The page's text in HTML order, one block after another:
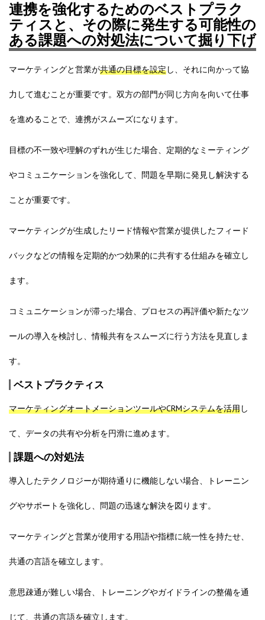
連携を強化するためのベストプラク
ティスと、その際に発生する可能性の
ある課題への対処法について掘り下げ
マーケティングと営業が共通の目標を設定し、それに向かって協
力して進むことが重要です。双方の部門が同じ方向を向いて仕事
を進めることで、連携がスムーズになります。
目標の不一致や理解のずれが生じた場合、定期的なミーティング
やコミュニケーションを強化して、問題を早期に発見し解決する
ことが重要です。
マーケティングが生成したリード情報や営業が提供したフィード
バックなどの情報を定期的かつ効果的に共有する仕組みを確立し
ます。
コミュニケーションが滞った場合、プロセスの再評価や新たなツ
ールの導入を検討し、情報共有をスムーズに行う方法を見直しま
す。
ベストプラクティス
マーケティングオートメーションツールやCRMシステムを活用し
て、データの共有や分析を円滑に進めます。
課題への対処法
導入したテクノロジーが期待通りに機能しない場合、トレーニン
グやサポートを強化し、問題の迅速な解決を図ります。
マーケティングと営業が使用する用語や指標に統一性を持たせ、
共通の言語を確立します。
意思疎通が難しい場合、トレーニングやガイドラインの整備を通
じて、共通の言語を確立します。